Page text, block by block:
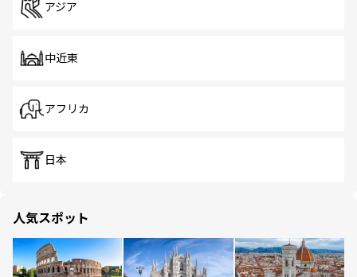
アジア
中近東
アフリカ
日本
人気スポット